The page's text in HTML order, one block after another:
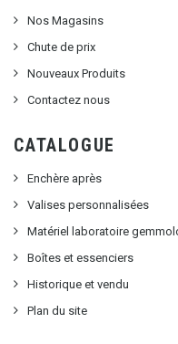
Nos Magasins
Chute de prix
Nouveaux Produits
Contactez nous
CATALOGUE
Enchère après
Valises personnalisées
Matériel laboratoire
Boîtes et essenciers
Historique et vendu
Plan du site